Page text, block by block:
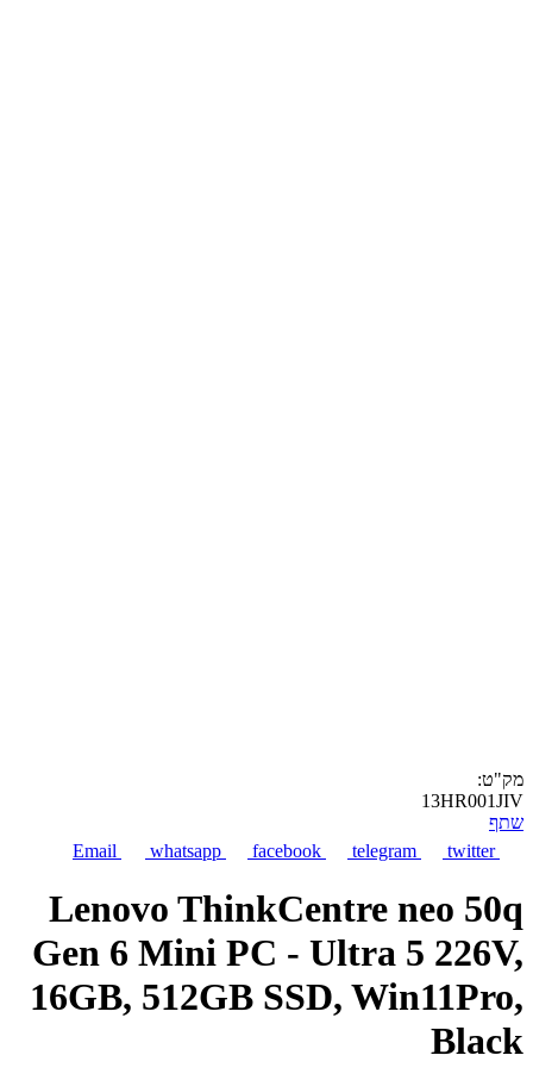
מק"ט:
13HR001JIV
שתף
Email
whatsapp facebook telegram twitter
Lenovo ThinkCentre neo 50q
Gen 6 Mini PC - Ultra 5 226V,
16GB, 512GB SSD, Win11Pro,
Black